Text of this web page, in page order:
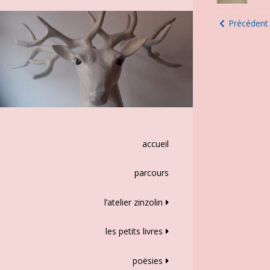
accueil
parcours
l’atelier zinzolin
les petits livres
poësies
Précédent